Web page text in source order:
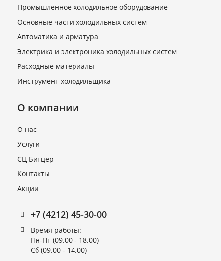
Промышленное холодильное оборудование
Основные части холодильных систем
Автоматика и арматура
Электрика и электроника холодильных систем
Расходные материалы
Инструмент холодильщика
О компании
О нас
Услуги
СЦ Битцер
Контакты
Акции
+7 (4212) 45-30-00
Время работы:
Пн-Пт (09.00 - 18.00)
Сб (09.00 - 14.00)